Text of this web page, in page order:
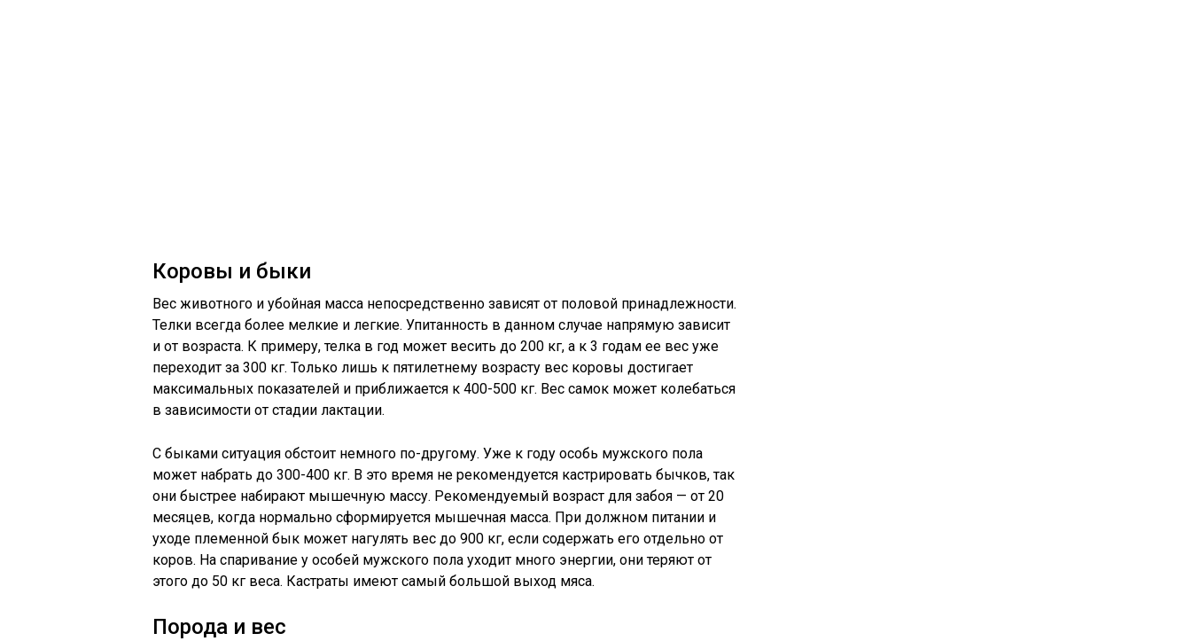
Коровы и быки
Вес животного и убойная масса непосредственно зависят от половой принадлежности.
Телки всегда более мелкие и легкие. Упитанность в данном случае напрямую зависит
и от возраста. К примеру, телка в год может весить до 200 кг, а к 3 годам ее вес уже
переходит за 300 кг. Только лишь к пятилетнему возрасту вес коровы достигает
максимальных показателей и приближается к 400-500 кг. Вес самок может колебаться
в зависимости от стадии лактации.
С быками ситуация обстоит немного по-другому. Уже к году особь мужского пола
может набрать до 300-400 кг. В это время не рекомендуется кастрировать бычков, так
они быстрее набирают мышечную массу. Рекомендуемый возраст для забоя — от 20
месяцев, когда нормально сформируется мышечная масса. При должном питании и
уходе племенной бык может нагулять вес до 900 кг, если содержать его отдельно от
коров. На спаривание у особей мужского пола уходит много энергии, они теряют от
этого до 50 кг веса. Кастраты имеют самый большой выход мяса.
Порода и вес